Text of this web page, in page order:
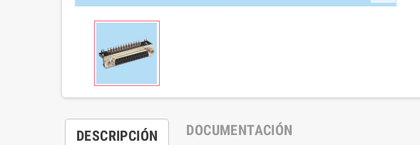
DESCRIPCIÓN DOCUMENTACIÓN